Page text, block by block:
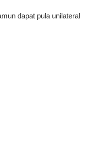
dapat pula unilateral